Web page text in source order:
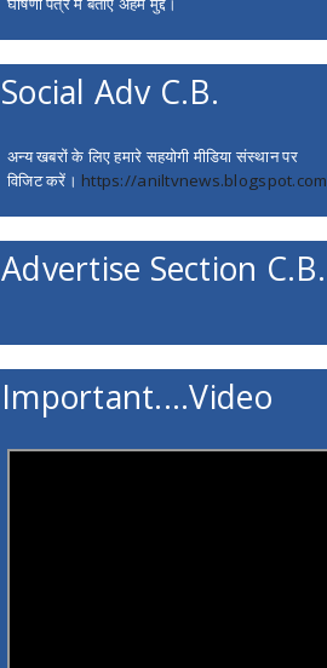
Social Adv C.B.
अन्य खबरों के लिए हमारे सहयोगी मीडिया संस्थान पर
विजिट करें। https://aniltvnews.blogspot.com
Advertise Section C.B.
Important....Video